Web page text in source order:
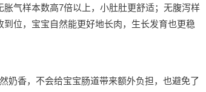
气样本数高7倍以上，小肚肚更舒适；无腹泻样
位，宝宝自然能更好地长肉，生长发育也更稳
奶香，不会给宝宝肠道带来额外负担，也避免了